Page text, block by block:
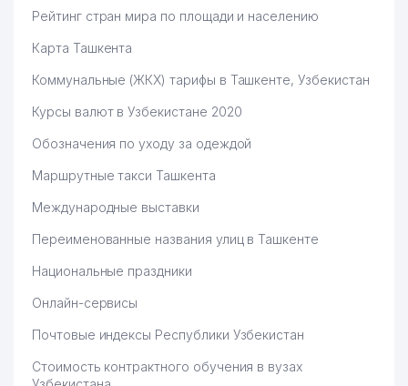
Рейтинг стран мира по площади и населению
Карта Ташкента
Коммунальные (ЖКХ) тарифы в Ташкенте, Узбекистан
Курсы валют в Узбекистане 2020
Обозначения по уходу за одеждой
Маршрутные такси Ташкента
Международные выставки
Переименованные названия улиц в Ташкенте
Национальные праздники
Онлайн-сервисы
Почтовые индексы Республики Узбекистан
Стоимость контрактного обучения в вузах